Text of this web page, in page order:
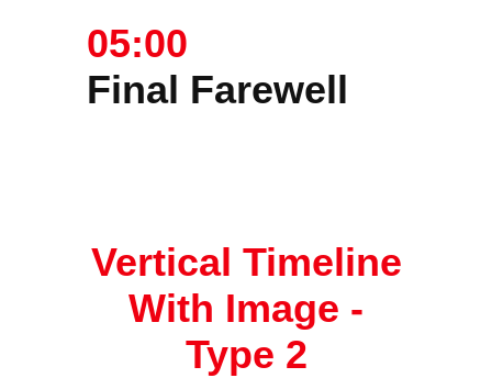
05:00
Final Farewell
Vertical Timeline
With Image -
Type 2